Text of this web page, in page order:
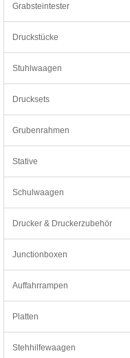
Grabsteintester
Druckstücke
Stuhlwaagen
Drucksets
Grubenrahmen
Stative
Schulwaagen
Drucker & Druckerzubehör
Junctionboxen
Auffahrrampen
Platten
Stehhilfewaagen